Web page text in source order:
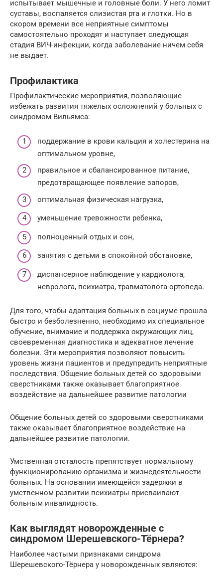
испытывает мышечные и головные боли. У него ломит
суставы, воспаляется слизистая рта и глотки. Но в
скором времени все неприятные симптомы
самостоятельно проходят и наступает следующая
стадия ВИЧ-инфекции, когда заболевание ничем себя
не выдает.
Профилактика
Профилактические мероприятия, позволяющие
избежать развития тяжелых осложнений у больных с
синдромом Вильямса:
поддержание в крови кальция и холестерина на
оптимальном уровне,
правильное и сбалансированное питание,
предотвращающее появление запоров,
оптимальная физическая нагрузка,
уменьшение тревожности ребенка,
полноценный отдых и сон,
занятия с детьми в спокойной обстановке,
диспансерное наблюдение у кардиолога,
невролога, психиатра, травматолога-ортопеда.
Для того, чтобы адаптация больных в социуме прошла
быстро и безболезненно, необходимо их специальное
обучение, внимание и поддержка окружающих лиц,
своевременная диагностика и адекватное лечение
болезни. Эти мероприятия позволяют повысить
уровень жизни пациентов и предупредить неприятные
последствия. Общение больных детей со здоровыми
сверстниками также оказывает благоприятное
воздействие на дальнейшее развитие патологии
Общение больных детей со здоровыми сверстниками
также оказывает благоприятное воздействие на
дальнейшее развитие патологии.
Умственная отсталость препятствует нормальному
функционированию организма и жизнедеятельности
больных. На основании имеющейся задержки в
умственном развитии психиатры присваивают
больным инвалидность.
Как выглядят новорожденные с
синдромом Шерешевского-Тёрнера?
Наиболее частыми признаками синдрома
Шерешевского-Тёрнера у новорожденных являются: